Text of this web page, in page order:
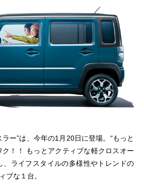
ラー”は、今年の1月20日に登場。“もっと
！！ もっとアクティブな軽クロスオー
、ライフスタイルの多様性やトレンドの
ブな１台。